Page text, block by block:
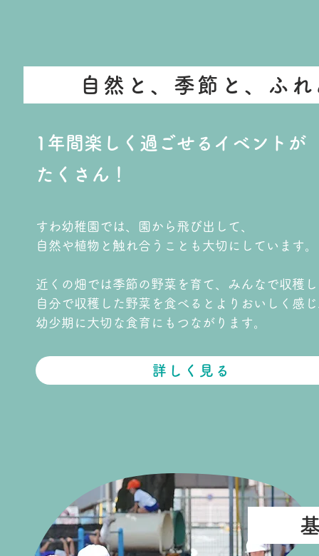
自然と、季節と、ふ
1年間楽しく過ごせるイベントが
​たくさん！
すわ幼稚園では、園から飛び出して、
自然や植物と触れ合うことも大切にしています。
近くの畑では季節の野菜を育て、みんなで収穫
自分で収穫した野菜を食べるとよりおいしく感
幼少期に大切な食育にもつながります。
詳しく見る